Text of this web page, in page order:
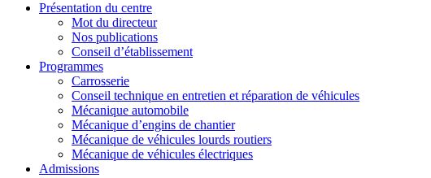
Présentation du centre
Mot du directeur
Nos publications
Conseil d’établissement
Programmes
Carrosserie
Conseil technique en entretien et réparation de véhicules
Mécanique automobile
Mécanique d’engins de chantier
Mécanique de véhicules lourds routiers
Mécanique de véhicules électriques
Admissions